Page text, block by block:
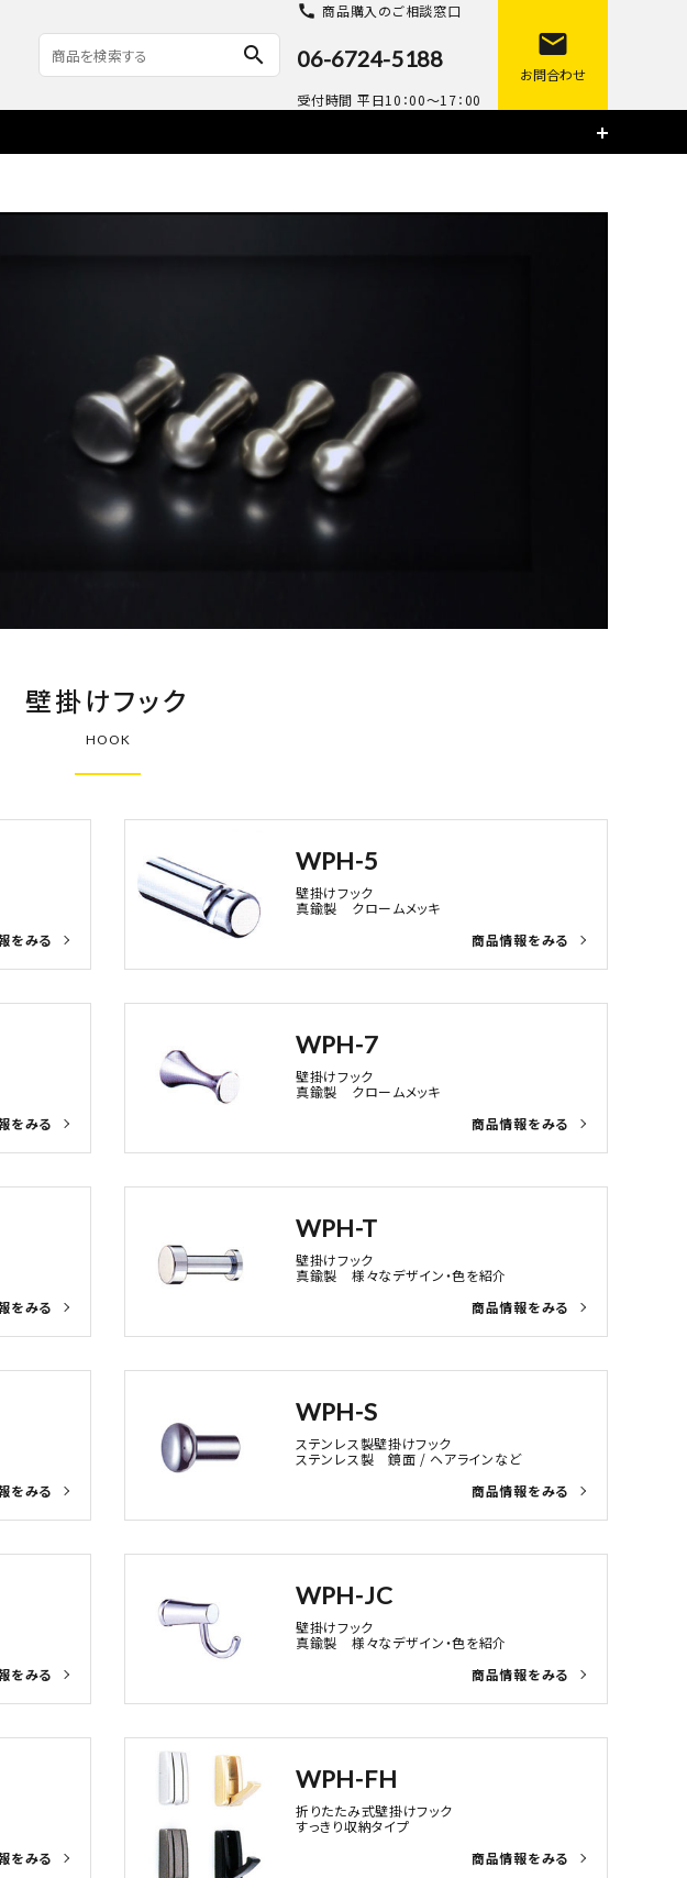
search
call 商品購入のご相談窓口
06-6724-5188
受付時間 平日10：00～17：00
mail
お問合わせ
壁掛けフック
HOOK
WPH-5
壁掛けフック
真鍮製 クロームメッキ
WPH-7
壁掛けフック
真鍮製 クロームメッキ
WPH-T
壁掛けフック
真鍮製 様々なデザイン・色を紹介
WPH-S
ステンレス製壁掛けフック
ステンレス製 鏡面 / ヘアラインなど
WPH-JC
壁掛けフック
真鍮製 様々なデザイン・色を紹介
WPH-FH
折りたたみ式壁掛けフック
すっきり収納タイプ